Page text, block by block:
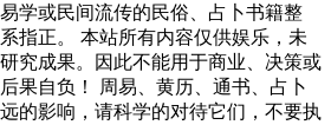
学或民间流传的民俗、占卜书籍整
指正。 本站所有内容仅供娱乐，未
究成果。因此不能用于商业、决策或
果自负！ 周易、黄历、通书、占卜
的影响，请科学的对待它们，不要执